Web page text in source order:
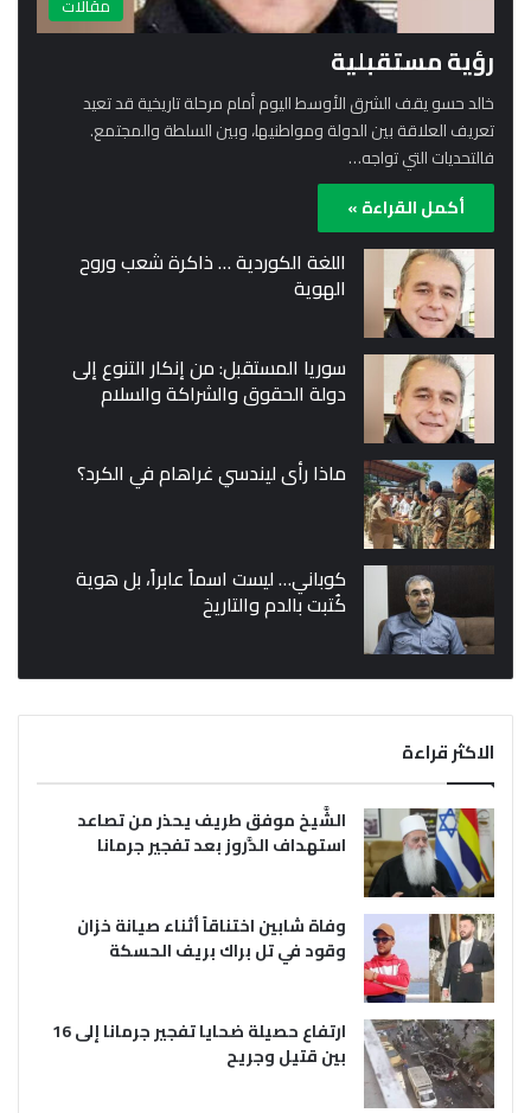
مقالات
رؤية مستقبلية
خالد حسو يقف الشرق الأوسط اليوم أمام مرحلة تاريخية قد تعيد
تعريف العلاقة بين الدولة ومواطنيها، وبين السلطة والمجتمع.
فالتحديات التي تواجه…
أكمل القراءة »
اللغة الكوردية … ذاكرة شعب وروح
الهوية
سوريا المستقبل: من إنكار التنوع إلى
دولة الحقوق والشراكة والسلام
ماذا رأى ليندسي غراهام في الكرد؟
كوباني… ليست اسماً عابراً، بل هوية
كُتبت بالدم والتاريخ
الاكثر قراءة
الشَّيخ موفق طريف يحذر من تصاعد
استهداف الدَّروز بعد تفجير جرمانا
وفاة شابين اختناقاً أثناء صيانة خزان
وقود في تل براك بريف الحسكة
ارتفاع حصيلة ضحايا تفجير جرمانا إلى 16
بين قتيل وجريح